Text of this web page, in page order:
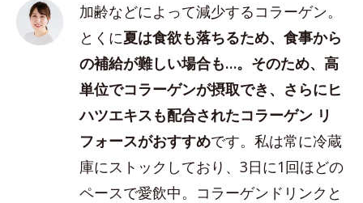
加齢などによって減少するコラーゲン。
とくに夏は食欲も落ちるため、食事から
の補給が難しい場合も…。そのため、高
単位でコラーゲンが摂取でき、さらにヒ
ハツエキスも配合されたコラーゲン リ
フォースがおすすめです。私は常に冷蔵
庫にストックしており、3日に1回ほどの
ペースで愛飲中。コラーゲンドリンクと